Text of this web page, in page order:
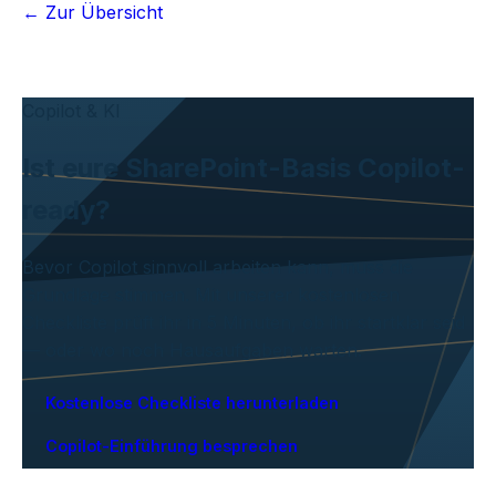
← Zur Übersicht
Ist eure SharePoint-Basis Copilot-
ready?
Bevor Copilot sinnvoll arbeiten kann, muss die
Checkliste prüft ihr in 5 Minuten, ob ihr startklar seid
— oder wo noch Hausaufgaben warten.
Kostenlose Checkliste herunterladen
Copilot-Einführung besprechen